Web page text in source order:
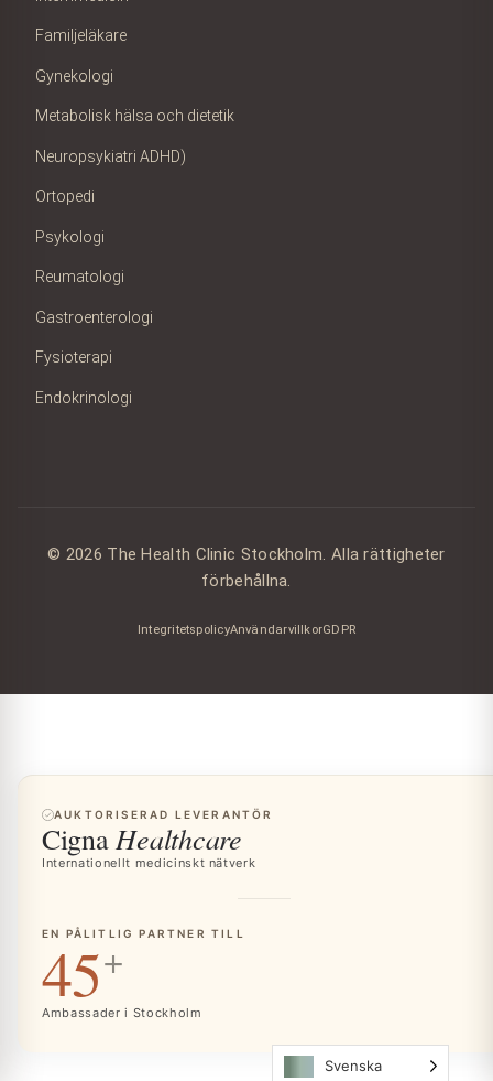
Familjeläkare
Gynekologi
Metabolisk hälsa och dietetik
Neuropsykiatri ADHD)
Ortopedi
Psykologi
Reumatologi
Gastroenterologi
Fysioterapi
Endokrinologi
© 2026 The Health Clinic Stockholm. Alla rättigheter
förbehållna.
IntegritetspolicyAnvändarvillkorGDPR
AUKTORISERAD LEVERANTÖR
Cigna Healthcare
Internationellt medicinskt nätverk
EN PÅLITLIG PARTNER TILL
45+
Ambassader i Stockholm
Svenska